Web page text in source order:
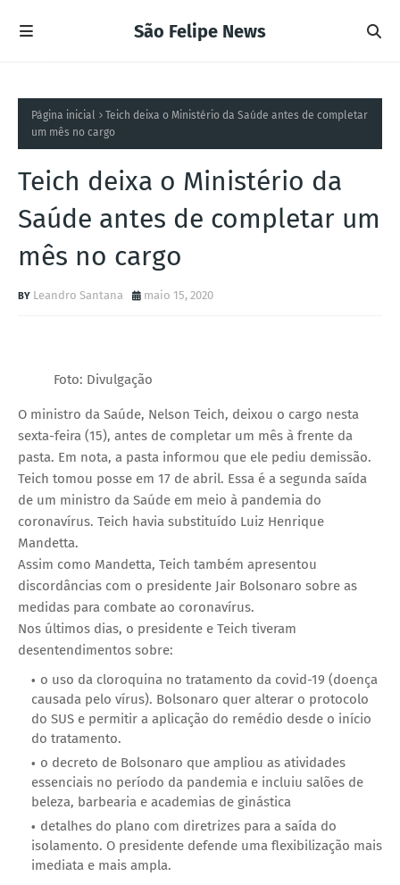
São Felipe News
Página inicial
Teich deixa o Ministério da Saúde antes de completar
um mês no cargo
Teich deixa o Ministério da
Saúde antes de completar um
mês no cargo
Leandro Santana maio 15, 2020
Foto: Divulgação
O ministro da Saúde, Nelson Teich, deixou o cargo nesta
sexta-feira (15), antes de completar um mês à frente da
pasta. Em nota, a pasta informou que ele pediu demissão.
Teich tomou posse em 17 de abril. Essa é a segunda saída
de um ministro da Saúde em meio à pandemia do
coronavírus. Teich havia substituído Luiz Henrique
Mandetta.
Assim como Mandetta, Teich também apresentou
discordâncias com o presidente Jair Bolsonaro sobre as
medidas para combate ao coronavírus.
Nos últimos dias, o presidente e Teich tiveram
desentendimentos sobre:
o uso da cloroquina no tratamento da covid-19 (doença
causada pelo vírus). Bolsonaro quer alterar o protocolo
do SUS e permitir a aplicação do remédio desde o início
do tratamento.
o decreto de Bolsonaro que ampliou as atividades
essenciais no período da pandemia e incluiu salões de
beleza, barbearia e academias de ginástica
detalhes do plano com diretrizes para a saída do
isolamento. O presidente defende uma flexibilização mais
imediata e mais ampla.